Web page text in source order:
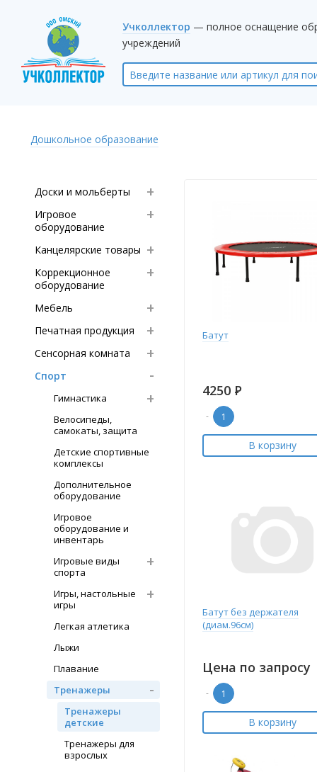
Учколлектор — полное оснащение
учреждений
Дошкольное образование
Доски и мольберты
Игровое
оборудование
Канцелярские товары
Коррекционное
оборудование
Мебель
Печатная продукция
Сенсорная комната
Спорт
Гимнастика
Велосипеды,
самокаты, защита
Детские спортивные
комплексы
Дополнительное
оборудование
Игровое
оборудование и
инвентарь
Игровые виды
спорта
Игры, настольные
игры
Легкая атлетика
Лыжи
Плавание
Тренажеры
Тренажеры
детские
Тренажеры для
взрослых
Батут
4250 Р
-
В корзину
Батут без держателя
(диам.96см)
Цена по запросу
-
В корзину